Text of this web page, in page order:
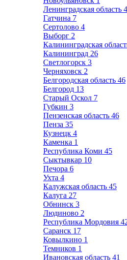
Ленинградская область
Гатчина 7
Сертолово 4
Выборг 2
Калининградская
Калининград 26
Светлогорск 3
Черняховск 2
Белгородская область 46
Белгород 13
Старый Оскол 7
Губкин 3
Пензенская область 46
Пенза 35
Кузнецк 4
Каменка 1
Республика Коми 45
Сыктывкар 10
Печора 6
Ухта 4
Калужская область 45
Калуга 27
Обнинск 3
Людиново 2
Республика Мордовия
Саранск 17
Ковылкино 1
Темников 1
Ивановская область 41